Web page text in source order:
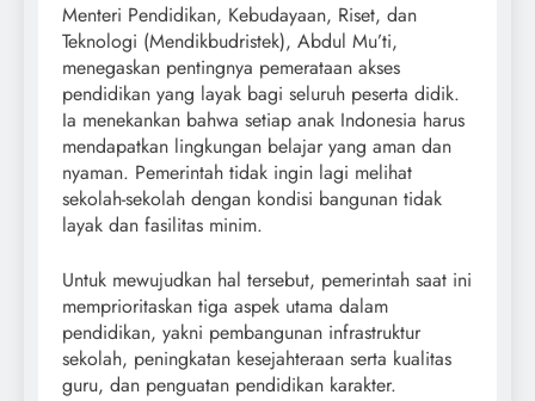
Menteri Pendidikan, Kebudayaan, Riset, dan
Teknologi (Mendikbudristek), Abdul Mu’ti,
menegaskan pentingnya pemerataan akses
pendidikan yang layak bagi seluruh peserta didik.
Ia menekankan bahwa setiap anak Indonesia harus
mendapatkan lingkungan belajar yang aman dan
nyaman. Pemerintah tidak ingin lagi melihat
sekolah-sekolah dengan kondisi bangunan tidak
layak dan fasilitas minim.
Untuk mewujudkan hal tersebut, pemerintah saat ini
memprioritaskan tiga aspek utama dalam
pendidikan, yakni pembangunan infrastruktur
sekolah, peningkatan kesejahteraan serta kualitas
guru, dan penguatan pendidikan karakter.